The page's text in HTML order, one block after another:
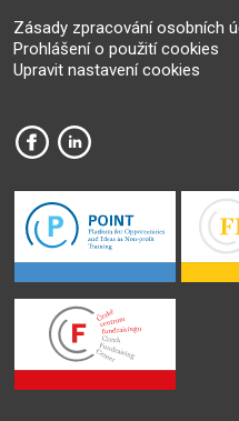
Zásady zpracování osobních
Prohlášení o použití cookies
Upravit nastavení cookies